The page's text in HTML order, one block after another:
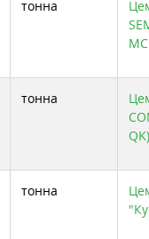
тонна
тонна
QK)
тонна